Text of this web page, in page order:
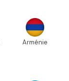
Arménie